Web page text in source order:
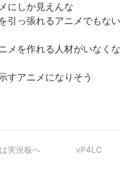
にしか見えんな
っ張れるアニメでもない
メを作れる人材がいなくな
すアニメになりそう
実況板へ vP4LC